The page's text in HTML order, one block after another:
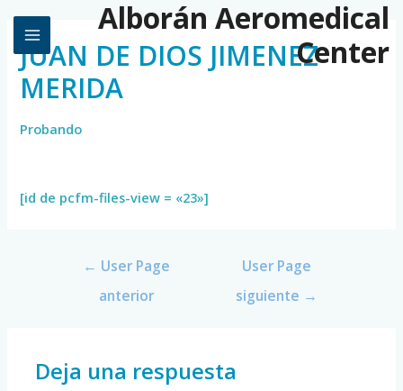
Alborán Aeromedical
Center
JUAN DE DIOS JIMENEZ
MERIDA
Probando
[id de pcfm-files-view = «23»]
← User Page
anterior
User Page
siguiente →
Deja una respuesta